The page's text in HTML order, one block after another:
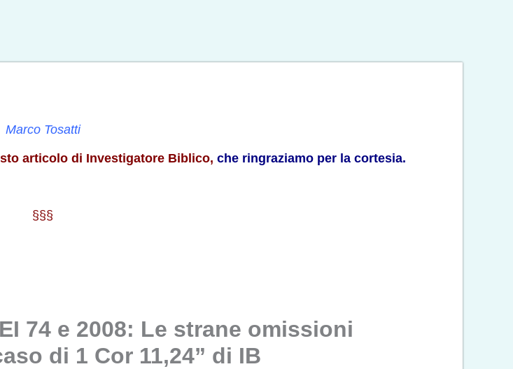
Marco Tosatti
articolo di Investigatore Biblico, che ringraziamo per la cortesia.
§§§
74 e 2008: Le strane omissioni
di 1 Cor 11,24” di IB